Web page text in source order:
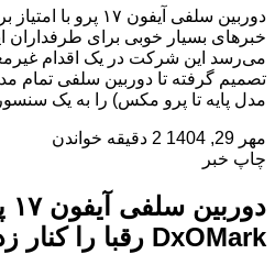
خبرهای بسیار خوبی برای
می‌رسد این شرکت در یک اقدام
مدل پایه تا پرو مکس) را به یک
مهر 29, 1404
2 دقیقه خواندن
چاپ خبر
DxOMark رقبا را کنار زد